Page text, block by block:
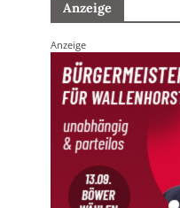
Anzeige
Anzeige